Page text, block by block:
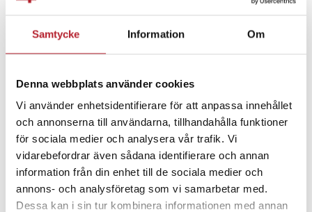
Samtycke Information Om
Denna webbplats använder cookies
Vi använder enhetsidentifierare för att anpassa innehållet
och annonserna till användarna, tillhandahålla funktioner
för sociala medier och analysera vår trafik. Vi
vidarebefordrar även sådana identifierare och annan
information från din enhet till de sociala medier och
annons- och analysföretag som vi samarbetar med.
Dessa kan i sin tur kombinera informationen med annan
Hem & Trädgård
Mode & Accessoarer
Fårskinnstofflor